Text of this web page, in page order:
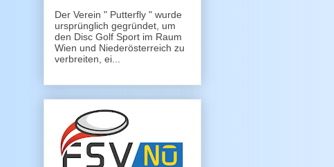
Der Verein " Putterfly " wurde
ursprünglich gegründet, um
den Disc Golf Sport im Raum
Wien und Niederösterreich zu
verbreiten, ei...